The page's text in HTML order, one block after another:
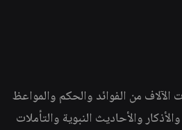
من الفوائد والحكم والمواعظ
والأحاديث النبوية والتأملات